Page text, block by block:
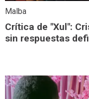
Malba
Crítica de "Xul":
sin respuestas